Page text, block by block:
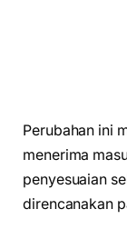
Perubahan ini
menerima
penyesuaian
direncanakan